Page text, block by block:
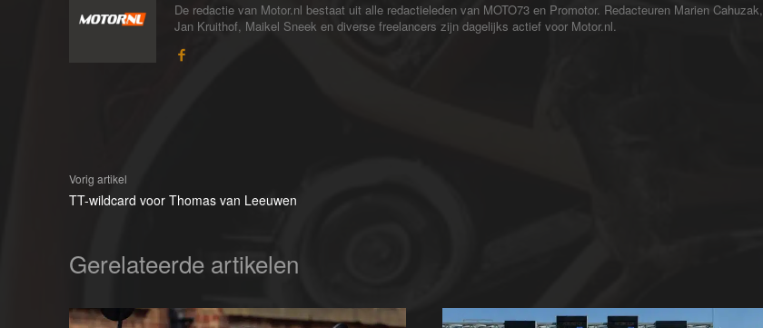
De redactie van Motor.nl bestaat uit alle redactieleden van MOTO73 en Promotor. Redacteuren Marien Cahuzak,
Jan Kruithof, Maikel Sneek en diverse freelancers zijn dagelijks actief voor Motor.nl.
Vorig artikel
TT-wildcard voor Thomas van Leeuwen
Gerelateerde artikelen